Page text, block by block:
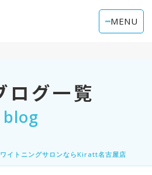
MENU
ログ一覧
blog
イトニングサロンならKiratt名古屋店